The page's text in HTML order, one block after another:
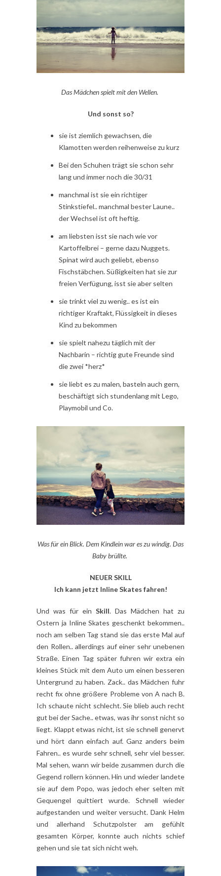
Das Mädchen spielt mit den Wellen.
Und sonst so?
sie ist ziemlich gewachsen, die
Klamotten werden reihenweise zu kurz
Bei den Schuhen trägt sie schon sehr
lang und immer noch die 30/31
manchmal ist sie ein richtiger
Stinkstiefel.. manchmal bester Laune..
der Wechsel ist oft heftig.
am liebsten isst sie nach wie vor
Kartoffelbrei – gerne dazu Nuggets.
Spinat wird auch geliebt, ebenso
Fischstäbchen. Süßigkeiten hat sie zur
freien Verfügung, isst sie aber selten
sie trinkt viel zu wenig.. es ist ein
richtiger Kraftakt, Flüssigkeit in dieses
Kind zu bekommen
sie spielt nahezu täglich mit der
Nachbarin – richtig gute Freunde sind
die zwei *herz*
sie liebt es zu malen, basteln auch gern,
beschäftigt sich stundenlang mit Lego,
Playmobil und Co.
Was für ein Blick. Dem Kindlein war es zu windig. Das
Baby brüllte.
NEUER SKILL
Ich kann jetzt Inline Skates fahren!
Und was für ein Skill. Das Mädchen hat zu
Ostern ja Inline Skates geschenkt bekommen..
noch am selben Tag stand sie das erste Mal auf
den Rollen.. allerdings auf einer sehr unebenen
Straße. Einen Tag später fuhren wir extra ein
kleines Stück mit dem Auto um einen besseren
Untergrund zu haben. Zack.. das Mädchen fuhr
recht fix ohne größere Probleme von A nach B.
Ich schaute nicht schlecht. Sie blieb auch recht
gut bei der Sache.. etwas, was ihr sonst nicht so
liegt. Klappt etwas nicht, ist sie schnell genervt
und hört dann einfach auf. Ganz anders beim
Fahren.. es wurde sehr schnell, sehr viel besser.
Mal sehen, wann wir beide zusammen durch die
Gegend rollern können. Hin und wieder landete
sie auf dem Popo, was jedoch eher selten mit
Gequengel quittiert wurde. Schnell wieder
aufgestanden und weiter versucht. Dank Helm
und allerhand Schutzpolster am gefühlt
gesamten Körper, konnte auch nichts schief
gehen und sie tat sich nicht weh.